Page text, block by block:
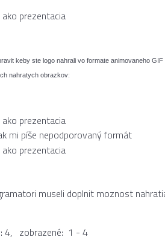
prezentacia
keby ste logo nahrali vo formate animovaneho
nahratych obrazkov:
prezentacia
mi píše nepodporovaný formát
prezentacia
museli doplnit moznost
4, zobrazené: 1 - 4